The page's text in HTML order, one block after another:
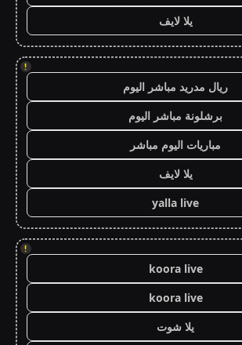
يلا لايف
!
ريال مدريد مباشر اليوم
برشلونة مباشر اليوم
مباريات اليوم مباشر
يلا لايف
yalla live
!
koora live
koora live
يلا شوت